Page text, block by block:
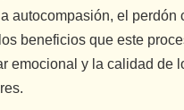
autocompasión, el perdón
beneficios que este
emocional y la calidad de